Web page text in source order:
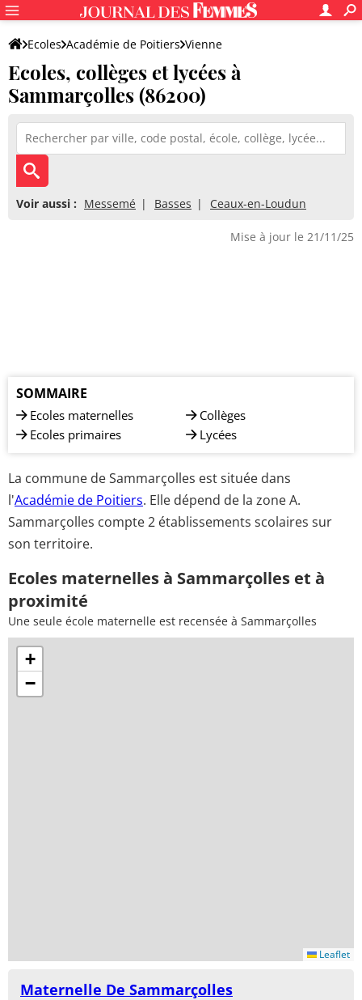
Ecoles Académie de Poitiers Vienne
Ecoles, collèges et lycées à
Sammarçolles (86200)
Voir aussi : Messemé Basses Ceaux-en-Loudun
Mise à jour le 21/11/25
SOMMAIRE
Ecoles maternelles
Ecoles primaires
Collèges
Lycées
La commune de Sammarçolles est située dans
l'Académie de Poitiers. Elle dépend de la zone A.
Sammarçolles compte 2 établissements scolaires sur
son territoire.
Ecoles maternelles à Sammarçolles et à
proximité
Une seule école maternelle est recensée à Sammarçolles
+
−
Leaflet
Maternelle De Sammarçolles